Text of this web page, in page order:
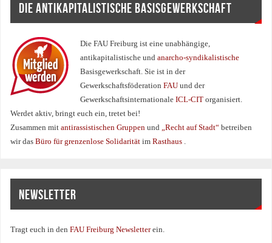
DIE ANTIKAPITALISTISCHE BASISGEWERKSCHAFT
Die FAU Freiburg ist eine un­abhängige,
antikapitalistische undanarcho-syndikalistische
Basisgewerkschaft. Sie ist in der
GewerkschaftsföderationFAUund der
Gewerkschaftsinternationale ICL-CITorganisiert.
Werdet aktiv, bringt euch ein, tretet bei!
Zusammen mitantirassistischen Gruppenund „Recht auf Stadt“betreiben
wir dasBüro für grenzenlose SolidaritätimRasthaus
NEWSLETTER
Tragt euch in denFAU Freiburg Newsletterein.